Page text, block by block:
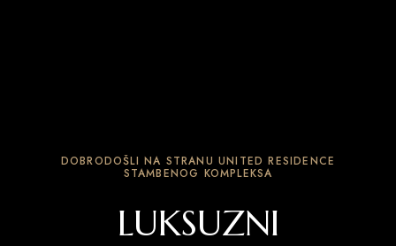
DOBRODOŠLI NA STRANU UNITED RESIDENCE
STAMBENOG KOMPLEKSA
LUKSUZNI